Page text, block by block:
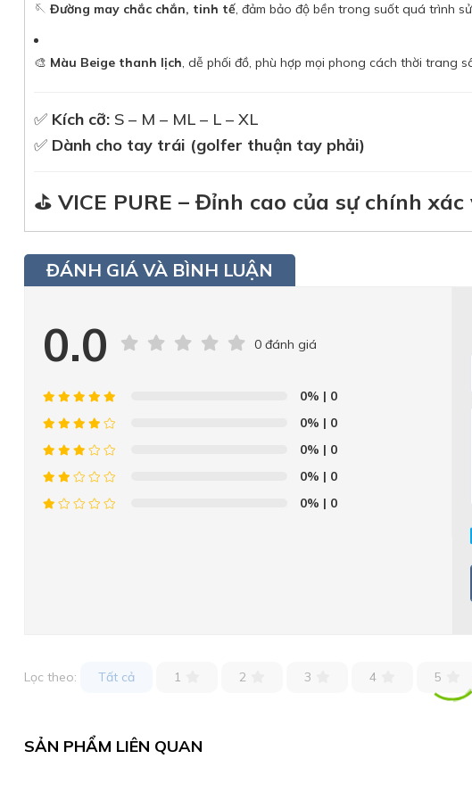
🪡 Đường may chắc chắn, tinh tế, đảm bảo độ bền trong suốt quá trình
🎨 Màu Beige thanh lịch, dễ phối đồ, phù hợp mọi phong cách thời trang
✅ Kích cỡ: S – M – ML – L – XL
✅ Dành cho tay trái (golfer thuận tay phải)
⛳ VICE PURE – Đỉnh cao của sự chính
ĐÁNH GIÁ VÀ BÌNH LUẬN
0.0 0 đánh giá
0% | 0
0% | 0
0% | 0
0% | 0
0% | 0
Lọc theo: Tất cả 1 2 3 4 5
SẢN PHẨM LIÊN QUAN